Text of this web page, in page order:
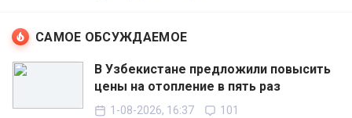
САМОЕ ОБСУЖДАЕМОЕ
В Узбекистане предложили повысить
цены на отопление в пять раз
1-08-2026, 16:37 101